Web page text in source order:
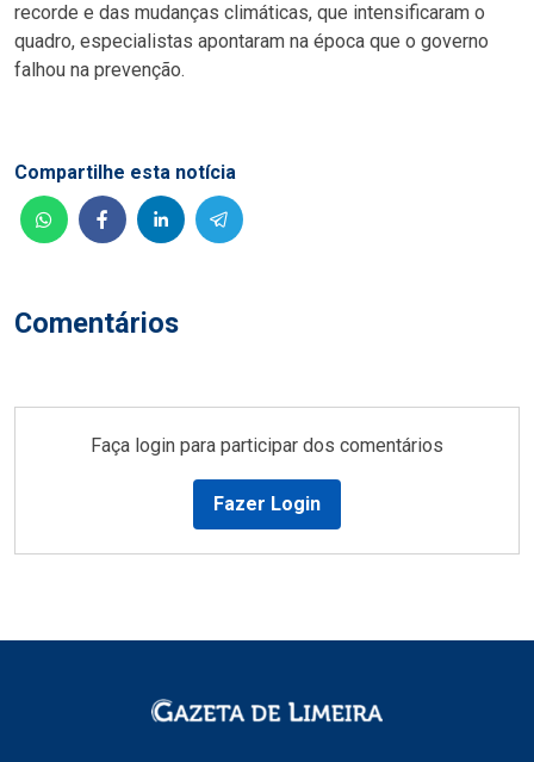
recorde e das mudanças climáticas, que intensificaram o
quadro, especialistas apontaram na época que o governo
falhou na prevenção.
Comentários
Compartilhe esta notícia
Faça login para participar dos comentários
Fazer Login